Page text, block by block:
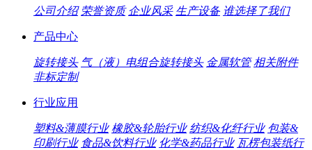
公司介绍 荣誉资质 企业风采 生产设备 谁选择了我们
产品中心
旋转接头 气（液）电组合旋转接头 金属软管 相关附件
非标定制
行业应用
塑料&薄膜行业 橡胶&轮胎行业 纺织&化纤行业 包装&
印刷行业 食品&饮料行业 化学&药品行业 瓦楞包装纸行